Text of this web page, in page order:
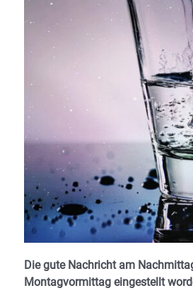
Die gute Nachricht am
Montagvormittag eingestellt